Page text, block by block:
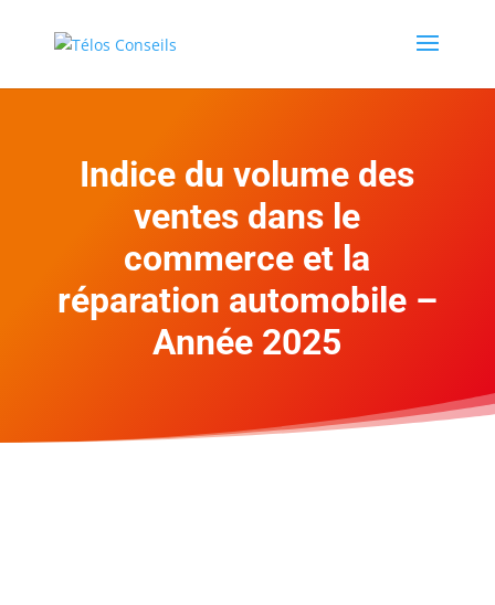
Indice du volume des
ventes dans le
commerce et la
réparation automobile –
Année 2025